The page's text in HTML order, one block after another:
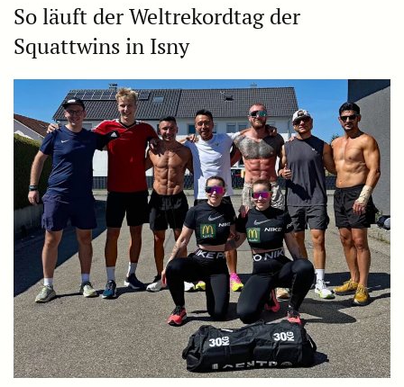
So läuft der Weltrekordtag der
Squattwins in Isny